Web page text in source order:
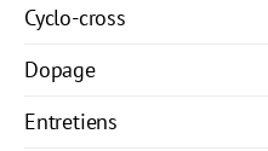
Cyclo-cross
Dopage
Entretiens